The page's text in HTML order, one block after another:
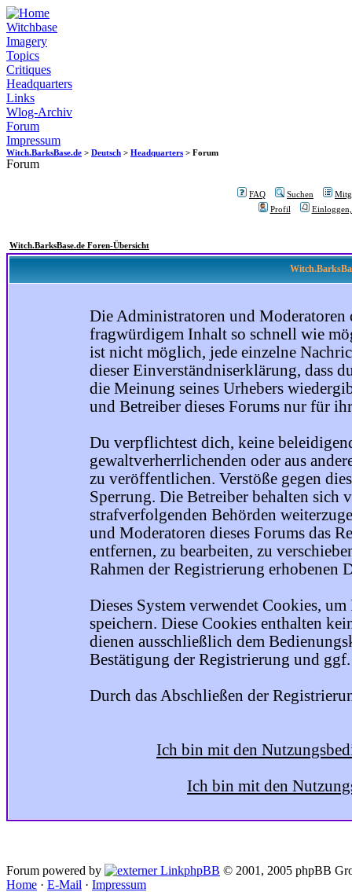
Witchbase
Imagery
Topics
Critiques
Headquarters
Links
Wlog-Archiv
Forum
Impressum
Witch.BarksBase.de > Deutsch > Headquarters > Forum
Forum
FAQ Suchen
Profil
Witch.BarksBase.de Foren-Übersicht
Die Administratoren und Moderatoren
fragwürdigem Inhalt so schnell wie
ist nicht möglich, jede einzelne
dieser Einverständniserklärung, dass
die Meinung seines Urhebers
und Betreiber dieses Forums nur für
Du verpflichtest dich, keine
gewaltverherrlichenden oder aus
zu veröffentlichen. Verstöße gegen
Sperrung. Die Betreiber behalten sich
strafverfolgenden Behörden
und Moderatoren dieses Forums das
entfernen, zu bearbeiten, zu
Rahmen der Registrierung erhobenen
Dieses System verwendet Cookies,
speichern. Diese Cookies enthalten
dienen ausschließlich dem
Bestätigung der Registrierung und ggf.
Durch das Abschließen der
Ich bin mit den
Ich bin mit den
Forum powered by phpBB © 2001, 2005 phpBB
Home · E-Mail · Impressum